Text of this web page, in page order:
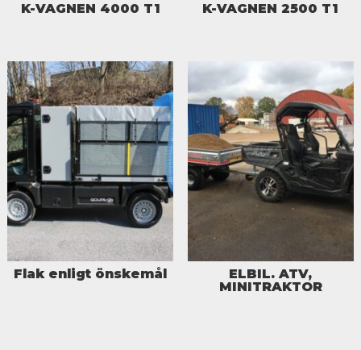
K-VAGNEN 4000 T1 K-VAGNEN 2500 T1
Flak enligt önskemål
ELBIL. ATV,
MINITRAKTOR